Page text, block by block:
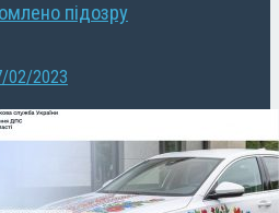
підозру
02/2023